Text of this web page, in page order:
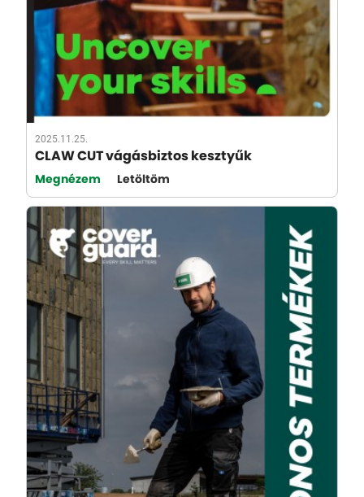
2025.11.25.
CLAW CUT vágásbiztos kesztyűk
Megnézem Letöltöm